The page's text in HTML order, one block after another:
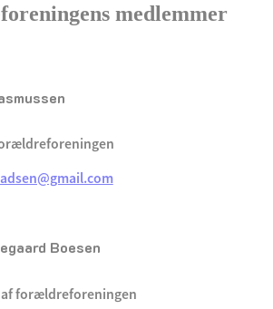
medlemmer
Boesen
forældreforeningen